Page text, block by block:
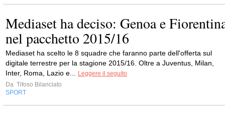
Mediaset ha deciso: Genoa e
nel pacchetto 2015/16
Mediaset ha scelto le 8 squadre che faranno parte dell'offerta sul
digitale terrestre per la stagione 2015/16. Oltre a Juventus, Milan,
Inter, Roma, Lazio e...
Leggere il seguito
Da Tifoso Bilanciato
SPORT